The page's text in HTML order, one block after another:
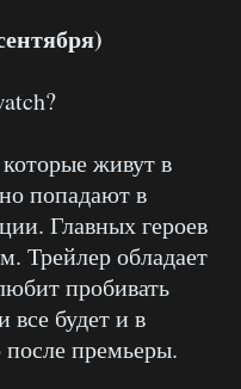
живут в
попадают в
Главных героев
Трейлер обладает
пробивать
все будет и в
премьеры.